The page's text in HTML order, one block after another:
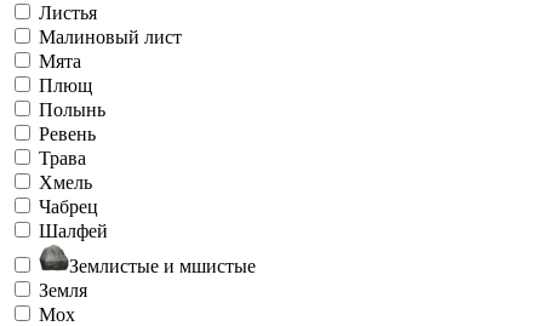
Листья
Малиновый лист
Мята
Плющ
Полынь
Ревень
Трава
Хмель
Чабрец
Шалфей
Землистые и мшистые
Земля
Мох